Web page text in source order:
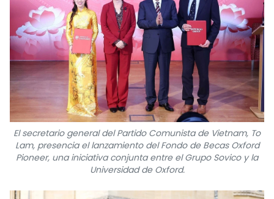
El secretario general del Partido Comunista de Vietnam, To
Lam, presencia el lanzamiento del Fondo de Becas Oxford
Pioneer, una iniciativa conjunta entre el Grupo Sovico y la
Universidad de Oxford.